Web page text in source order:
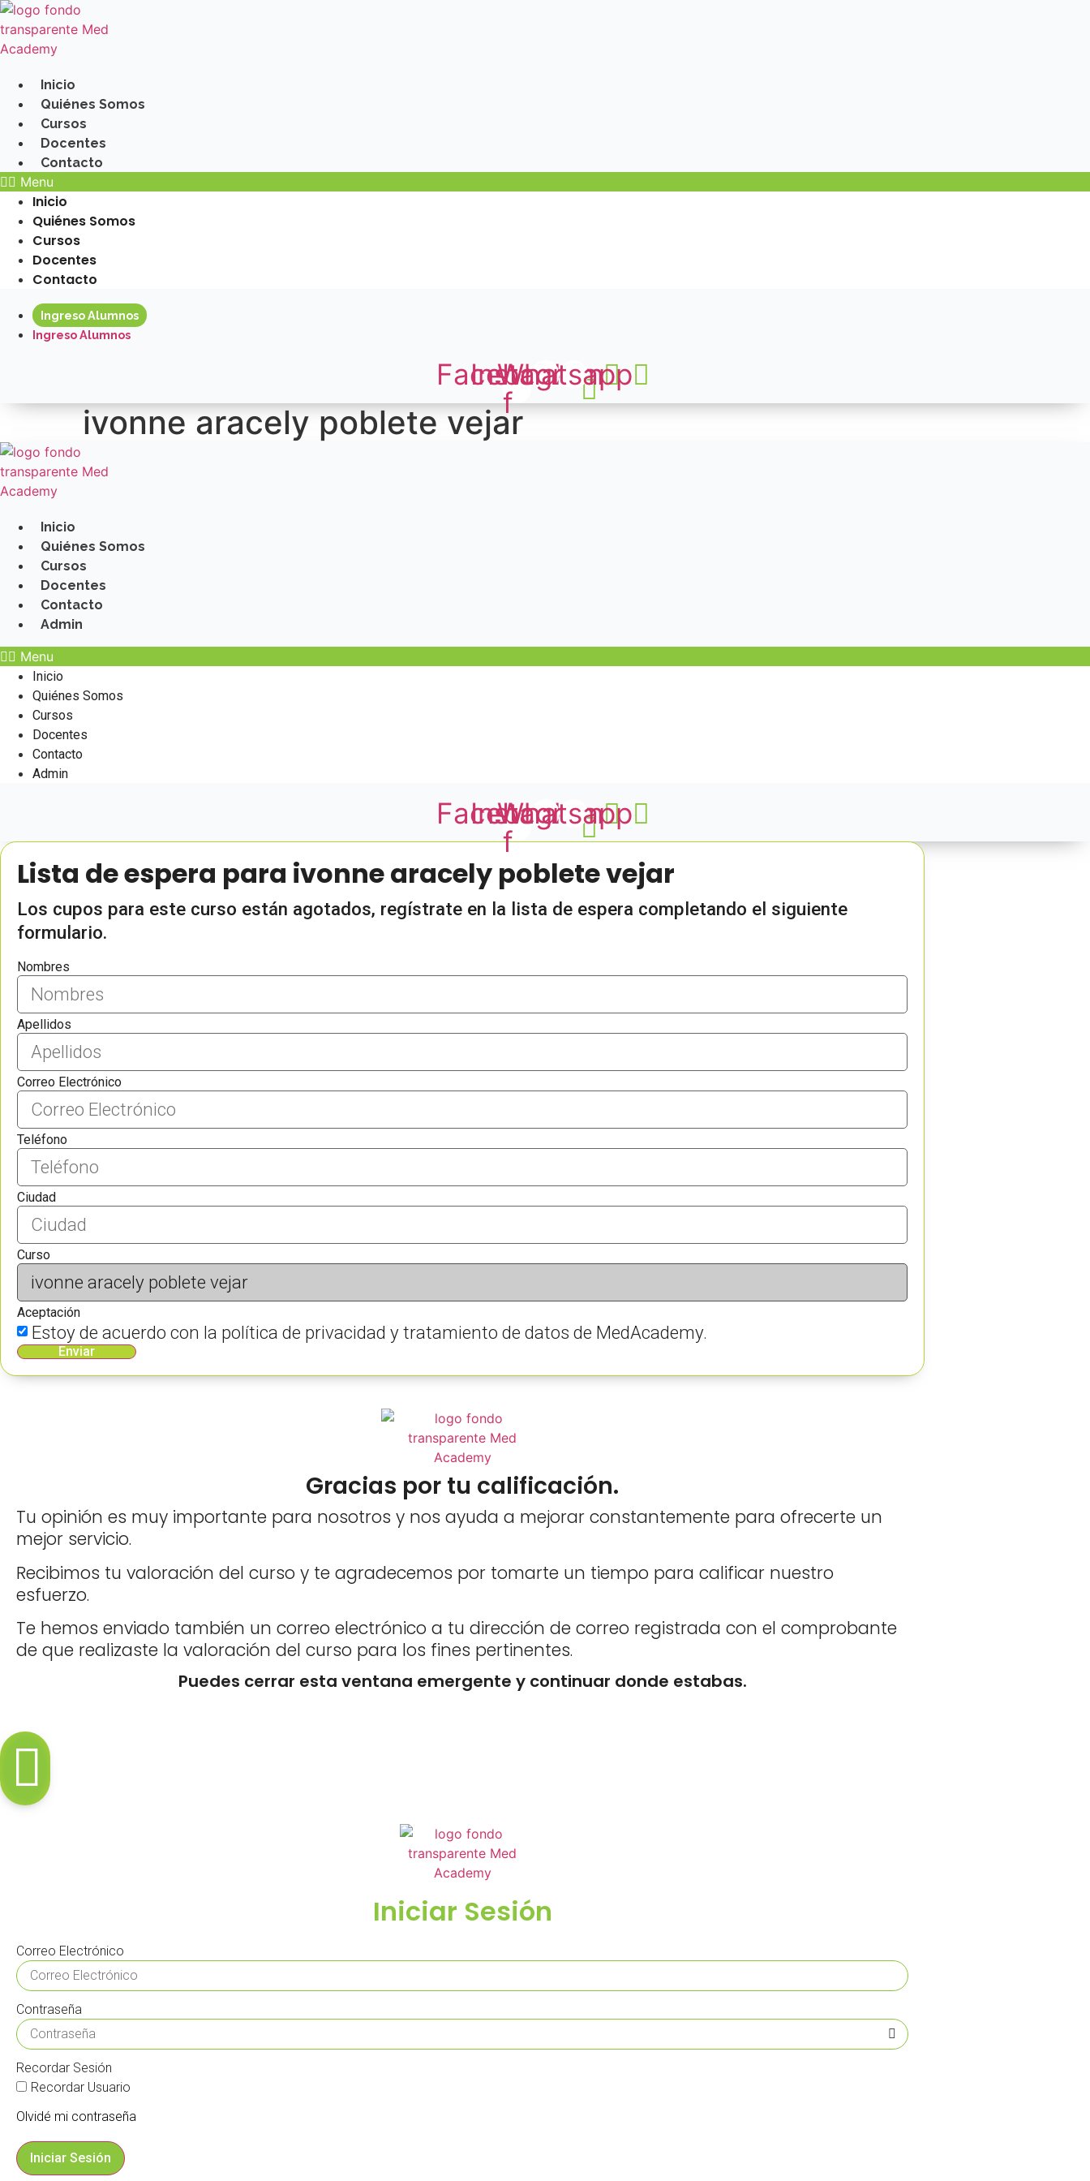
Ir
al
contenido
Inicio
Quiénes Somos
Cursos
Docentes
Contacto
Menu
Inicio
Quiénes Somos
Cursos
Docentes
Contacto
Ingreso Alumnos
Ingreso Alumnos
Facebook-
f
Instagram
Whatsapp
ivonne aracely poblete vejar
Inicio
Quiénes Somos
Cursos
Docentes
Contacto
Admin
Menu
Inicio
Quiénes Somos
Cursos
Docentes
Contacto
Admin
Facebook-
f
Instagram
Whatsapp
Lista de espera para ivonne aracely poblete vejar
Los cupos para este curso están agotados, regístrate en la lista de espera completando el siguiente
formulario.
Nombres
Apellidos
Correo Electrónico
Teléfono
Ciudad
Curso
Aceptación
Estoy de acuerdo con la política de privacidad y tratamiento de datos de MedAcademy.
Enviar
Gracias por tu calificación.
Tu opinión es muy importante para nosotros y nos ayuda a mejorar constantemente para ofrecerte un
mejor servicio.
Recibimos tu valoración del curso y te agradecemos por tomarte un tiempo para calificar nuestro
esfuerzo.
Te hemos enviado también un correo electrónico a tu dirección de correo registrada con el comprobante
de que realizaste la valoración del curso para los fines pertinentes.
Puedes cerrar esta ventana emergente y continuar donde estabas.
Iniciar Sesión
Correo Electrónico
Contraseña
Recordar Sesión
Recordar Usuario
Olvidé mi contraseña
Iniciar Sesión